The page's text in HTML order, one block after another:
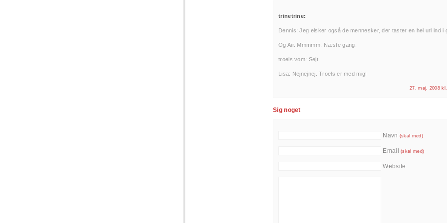
trinetrine:
Dennis: Jeg elsker også de mennesker, der taster en hel url ind i
Og Air. Mmmmm. Næste gang.
troels.vom: Sejt
Lisa: Nejnejnej. Troels er med mig!
27. maj, 2008
Sig noget
Navn (skal med)
Email(skal med)
Website